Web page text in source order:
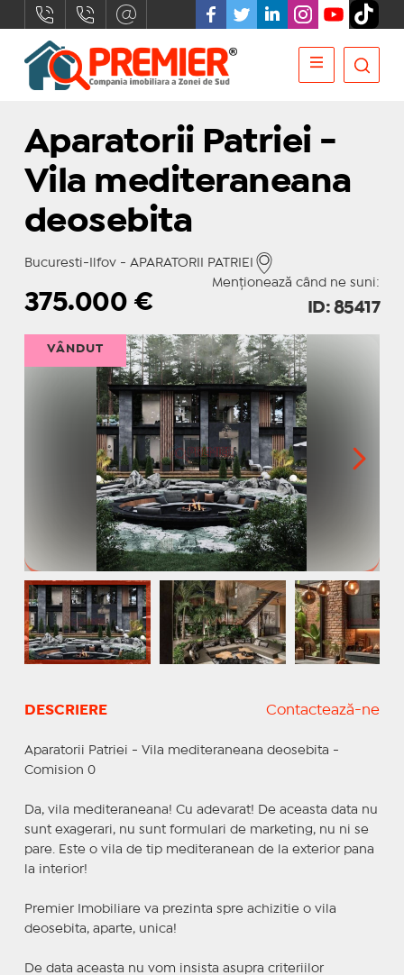
Aparatorii Patriei -
Vila mediteraneana
deosebita
Bucuresti-Ilfov - APARATORII PATRIEI
Menționează când ne suni:
375.000 € ID: 85417
VÂNDUT
DESCRIERE Contactează-ne
Aparatorii Patriei - Vila mediteraneana deosebita -
Comision 0
Da, vila mediteraneana! Cu adevarat! De aceasta data nu
sunt exagerari, nu sunt formulari de marketing, nu ni se
pare. Este o vila de tip mediteranean de la exterior pana
la interior!
Premier Imobiliare va prezinta spre achizitie o vila
deosebita, aparte, unica!
De data aceasta nu vom insista asupra criteriilor